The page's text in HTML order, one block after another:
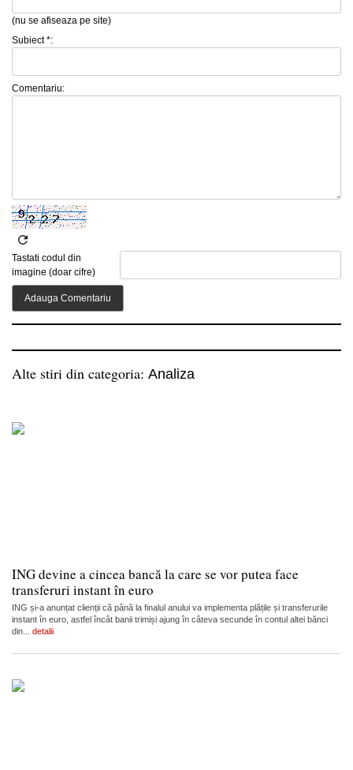
(nu se afiseaza pe site)
Subiect *:
Comentariu:
Tastati codul din
imagine (doar cifre)
Alte stiri din categoria: Analiza
ING devine a cincea bancă la care se vor putea face
transferuri instant în euro
ING și-a anunțat clienții că până la finalul anului va implementa plățile și transferurile
instant în euro, astfel încât banii trimiși ajung în câteva secunde în contul altei bănci
din... detalii